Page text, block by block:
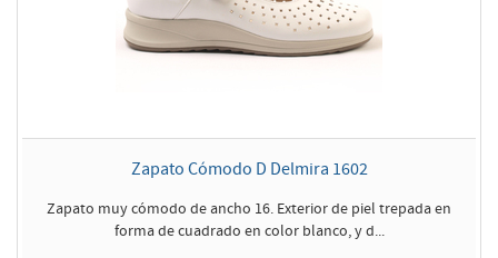
Zapato Cómodo D Delmira 1602
Zapato muy cómodo de ancho 16. Exterior de piel trepada en
forma de cuadrado en color blanco, y d...